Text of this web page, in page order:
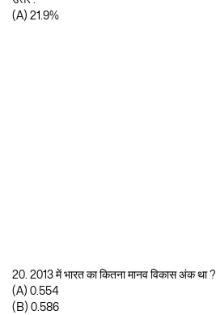
(A) 21.9%
20. 2013 में भारत का कितना मानव विकास अंक था ?
(A) 0.554
(B) 0.586